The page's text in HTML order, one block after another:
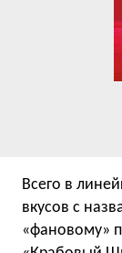
Всего в
вкусов с
«фановому»